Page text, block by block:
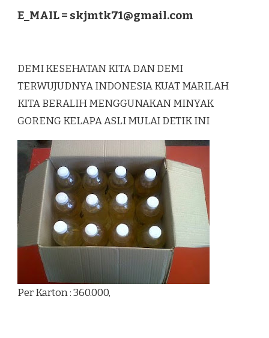
E_MAIL = skjmtk71@gmail.com
DEMI KESEHATAN KITA DAN DEMI
TERWUJUDNYA INDONESIA KUAT MARILAH
KITA BERALIH MENGGUNAKAN MINYAK
GORENG KELAPA ASLI MULAI DETIK INI
Per Karton : 360.000,